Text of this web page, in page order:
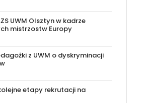
UWM Olsztyn w kadrze
mistrzostw Europy
z UWM o dyskryminacji
etapy rekrutacji na